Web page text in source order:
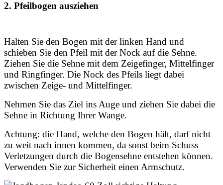
2. Pfeilbogen ausziehen
Halten Sie den Bogen mit der linken Hand und
schieben Sie den Pfeil mit der Nock auf die Sehne.
Ziehen Sie die Sehne mit dem Zeigefinger, Mittelfinger
und Ringfinger. Die Nock des Pfeils liegt dabei
zwischen Zeige- und Mittelfinger.
Nehmen Sie das Ziel ins Auge und ziehen Sie dabei die
Sehne in Richtung Ihrer Wange.
Achtung: die Hand, welche den Bogen hält, darf nicht
zu weit nach innen kommen, da sonst beim Schuss
Verletzungen durch die Bogensehne entstehen können.
Verwenden Sie zur Sicherheit einen Armschutz.